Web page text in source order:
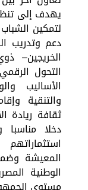
يهدف إلى
لتمكين
دعم وتدريب
الخريجين–
التحول
الأساليب
والتنقية
ثقافة ريادة
دخلا
المعيشة